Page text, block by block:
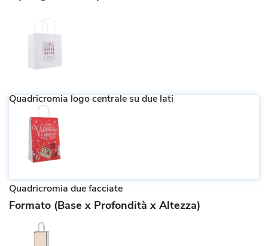
Quadricromia logo centrale su due lati
Quadricromia due facciate
Formato (Base x Profondità x Altezza)